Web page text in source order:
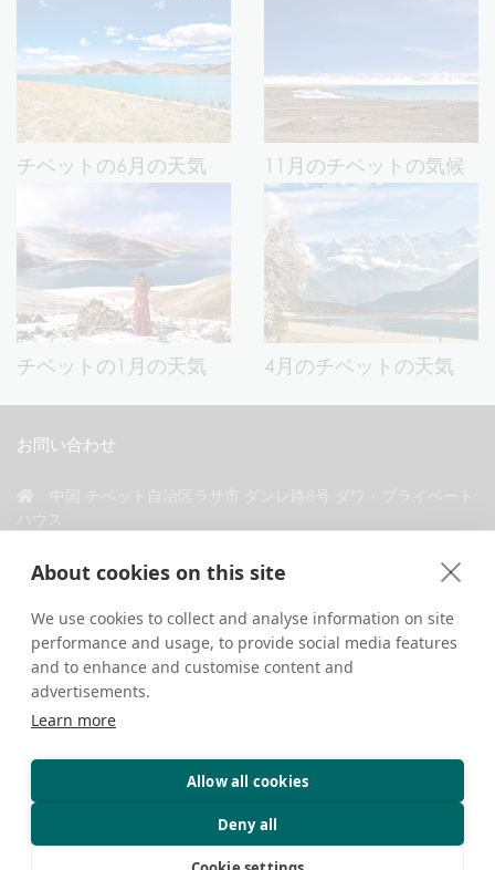
About cookies on this site
We use cookies to collect and analyse information on site
performance and usage, to provide social media features
and to enhance and customise content and
advertisements.
Learn more
Allow all cookies
Deny all
チベットの6月の天気 11月のチベットの気候
チベットの1月の天気 4月のチベットの天気
お問い合わせ
私たちとつながる
プライバシーポリシー